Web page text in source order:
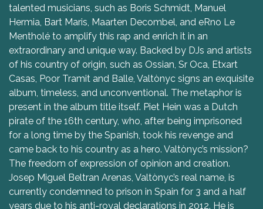
talented musicians, such as Boris Schmidt, Manuel
Hermia, Bart Maris, Maarten Decombel, and eRno Le
Mentholé to amplify this rap and enrich it in an
extraordinary and unique way. Backed by DJs and artists
of his country of origin, such as Ossian, Sr Oca, Etxart
Casas, Poor Tramit and Balle, Valtònyc signs an exquisite
album, timeless, and unconventional. The metaphor is
present in the album title itself. Piet Hein was a Dutch
pirate of the 16th century, who, after being imprisoned
for a long time by the Spanish, took his revenge and
came back to his country as a hero. Valtònyc’s mission?
The freedom of expression of opinion and creation.
Josep Miguel Beltran Arenas, Valtònyc’s real name, is
currently condemned to prison in Spain for 3 and a half
years due to his anti-royal declarations in 2012. He is